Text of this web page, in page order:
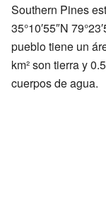
Southern Pines
35°10′55″N
pueblo tiene un
km² son tierra y
cuerpos de agua.